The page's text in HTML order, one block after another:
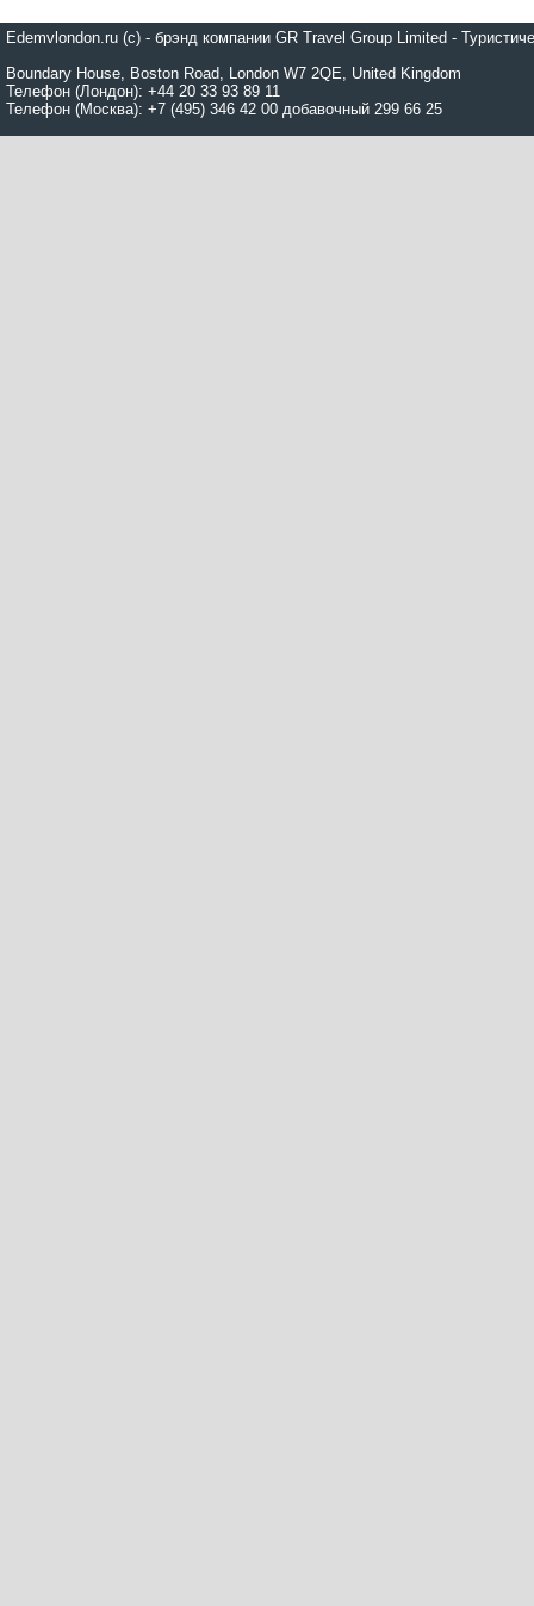
Edemvlondon.ru (c) - брэнд компании GR Travel Group Limited -
Boundary House, Boston Road, London W7 2QE, United Kingdom
Телефон (Лондон): +44 20 33 93 89 11
Телефон (Москва): +7 (495) 346 42 00 добавочный 299 66 25